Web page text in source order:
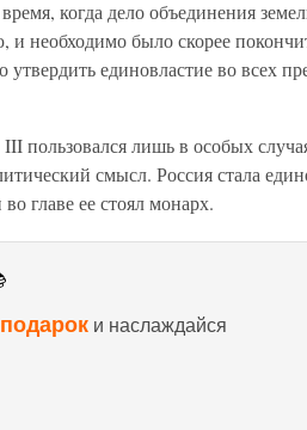
когда дело объединения
необходимо было скорее
единовластие во всех
пользовался лишь в особых
смысл. Россия стала
главе ее стоял монарх.
и наслаждайся